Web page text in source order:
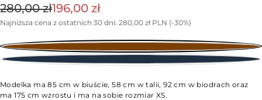
Cena
regularna
280,00 złCena
promocyjna
196,00 zł
Najniższa cena z ostatnich 30 dni: 280,00 zł PLN (-30%)
Modelka ma 85 cm w biuście, 58 cm w talii, 92 cm w biodrach oraz
ma 175 cm wzrostu i ma na sobie rozmiar XS.